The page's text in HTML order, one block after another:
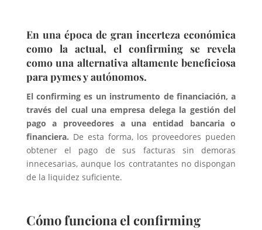
En una época de gran incerteza económica
como la actual, elconfirming se revela
como una alternativa altamente beneficiosa
para pymes y autónomos.
El confirming es un instrumento de financiación, a
través del cual una empresa delega la gestión del
pago a proveedores a una entidad bancaria o
financiera. De esta forma, los proveedores pueden
obtener el pago de sus facturas sin demoras
innecesarias, aunque los contratantes no dispongan
de la liquidez suficiente.
Cómo funciona el confirming